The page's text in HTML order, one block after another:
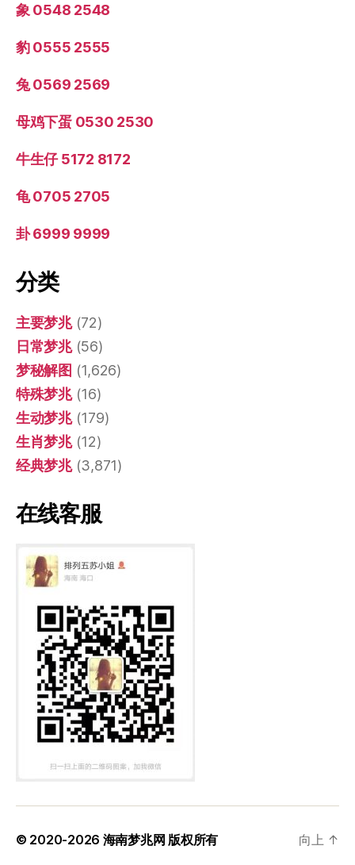
象 0548 2548
豹 0555 2555
兔 0569 2569
母鸡下蛋 0530 2530
牛生仔 5172 8172
龟 0705 2705
卦 6999 9999
分类
主要梦兆(72)
日常梦兆(56)
梦秘解图 (1,626)
特殊梦兆(16)
生动梦兆(179)
生肖梦兆(12)
经典梦兆(3,871)
在线客服
© 2020-2026 海南梦兆网 版权所有 向上 ↑